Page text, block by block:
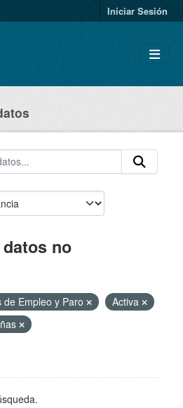
Iniciar Sesión
no
de Empleo y Paro
Activa